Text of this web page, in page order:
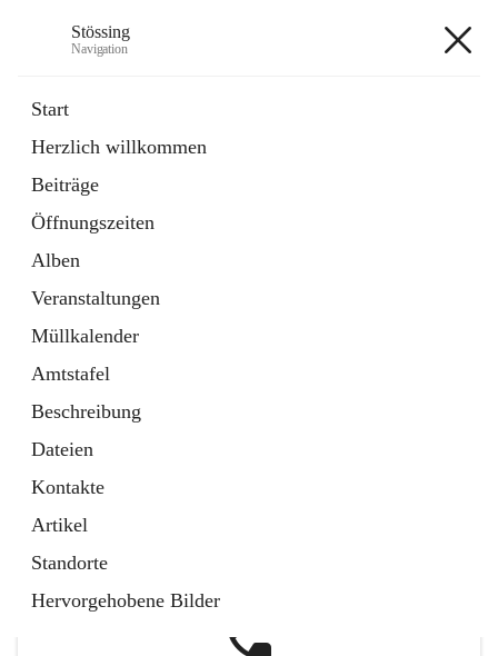
Stössing
Navigation
Start
Herzlich willkommen
Beiträge
Öffnungszeiten
Alben
Veranstaltungen
Müllkalender
Amtstafel
Beschreibung
Dateien
Kontakte
Artikel
Standorte
Hervorgehobene Bilder
Datei
in
Tab
Kindergarten
öffnet
in
neuem
Tab